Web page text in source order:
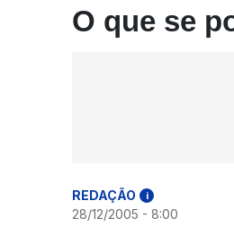
O que se
REDAÇÃO i
28/12/2005 - 8:00